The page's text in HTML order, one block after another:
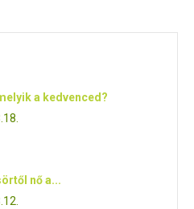
a kedvenced?
nő a...